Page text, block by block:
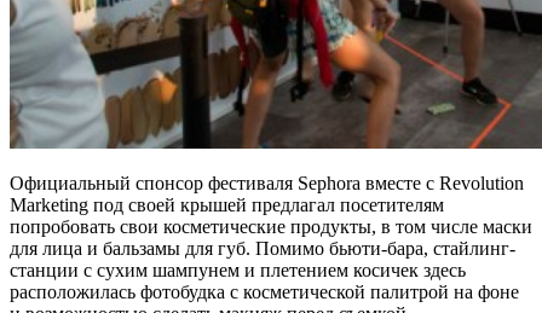
Официальный спонсор фестиваля Sephora вместе с Revolution
Marketing под своей крышей предлагал посетителям
попробовать свои косметические продукты, в том числе маски
для лица и бальзамы для губ. Помимо бьюти-бара, стайлинг-
станции с сухим шампунем и плетением косичек здесь
расположилась фотобудка с косметической палитрой на фоне